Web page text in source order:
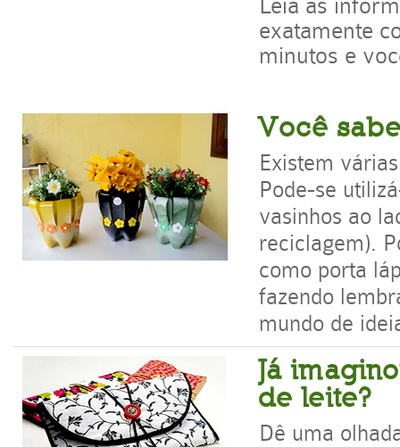
Leia as
exatamente
minutos e
Você
Existem
Pode-se
vasinhos ao
reciclagem).
como porta
fazendo
mundo de
Já
de leite?
Dê uma